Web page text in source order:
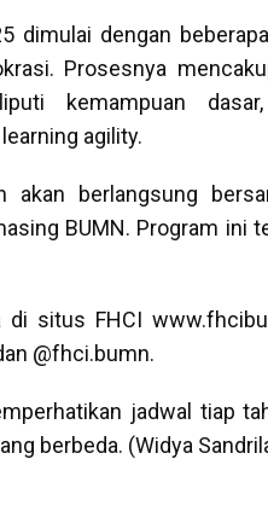
dimulai dengan
Prosesnya
kemampuan
agility.
akan berlangsung
BUMN. Program ini
situs FHCI
@fhci.bumn.
jadwal tiap
berbeda. (Widya